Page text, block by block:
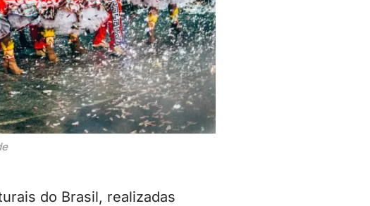
do Brasil, realizadas